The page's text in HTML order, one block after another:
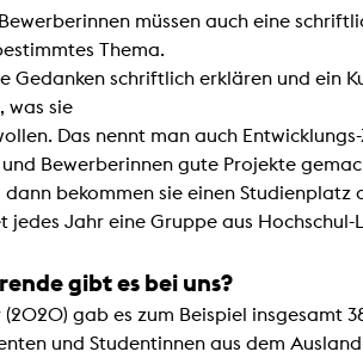
müssen auch eine
Thema.
Gedanken schriftlich erklären und ein
was sie
Das nennt man auch
Bewerberinnen gute Projekte
bekommen sie einen Studienplatz
jedes Jahr eine Gruppe aus Hochschul-
gibt es bei uns?
(2020) gab es zum Beispiel insgesamt
und Studentinnen aus dem